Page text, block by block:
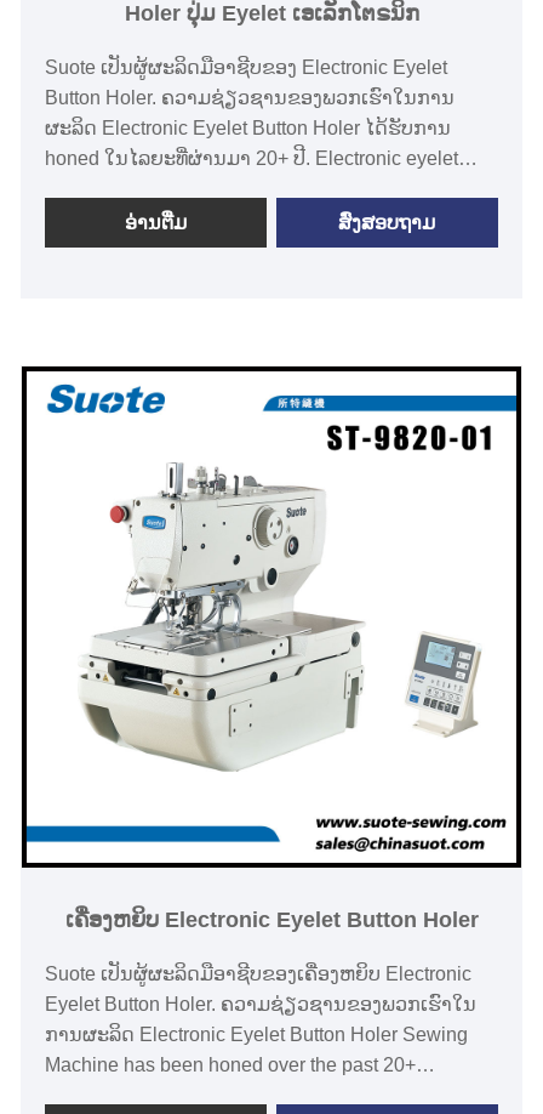
Holer ປຸ່ມ Eyelet ເອເລັກໂຕຣນິກ
Suote ເປັນຜູ້ຜະລິດມືອາຊີບຂອງ Electronic Eyelet
Button Holer. ຄວາມຊ່ຽວຊານຂອງພວກເຮົາໃນການ
ຜະລິດ Electronic Eyelet Button Holer ໄດ້ຮັບການ
honed ໃນໄລຍະທີ່ຜ່ານມາ 20+ ປີ. Electronic eyelet
ປະສິດທິພາບການຜະລິດດ້ວຍຄວາມໄວສູງສຸດ 2,500 sti /
ນາທີ · stitches ລະອຽດທີ່ມີຈຸດ stitch ຄວາມແມ່ນຍໍາສູງ
ອ່ານ​ຕື່ມ ສົ່ງສອບຖາມ
ເຄື່ອງຫຍິບ Electronic Eyelet Button Holer
Suote ເປັນຜູ້ຜະລິດມືອາຊີບຂອງເຄື່ອງຫຍິບ Electronic
Eyelet Button Holer. ຄວາມຊ່ຽວຊານຂອງພວກເຮົາໃນ
ການຜະລິດ Electronic Eyelet Button Holer Sewing
Machine has been honed over the past 20+